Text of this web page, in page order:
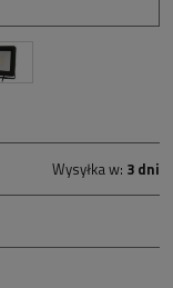
Wysyłka w: 3 dni